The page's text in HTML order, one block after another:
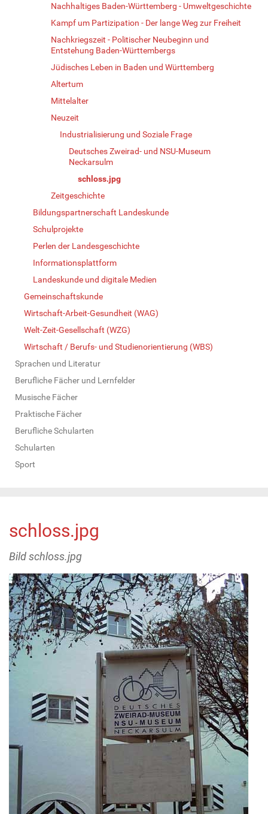
Nachhaltiges Baden-Württemberg - Umweltgeschichte
Kampf um Partizipation - Der lange Weg zur Freiheit
Nachkriegszeit - Politischer Neubeginn und
Entstehung Baden-Württembergs
Jüdisches Leben in Baden und Württemberg
Altertum
Mittelalter
Neuzeit
Industrialisierung und Soziale Frage
Deutsches Zweirad- und NSU-Museum
Neckarsulm
schloss.jpg
Zeitgeschichte
Bildungspartnerschaft Landeskunde
Schulprojekte
Perlen der Landesgeschichte
Informationsplattform
Landeskunde und digitale Medien
Gemeinschaftskunde
Wirtschaft-Arbeit-Gesundheit (WAG)
Welt-Zeit-Gesellschaft (WZG)
Wirtschaft / Berufs- und Studienorientierung (WBS)
Sprachen und Literatur
Berufliche Fächer und Lernfelder
Musische Fächer
Praktische Fächer
Berufliche Schularten
Schularten
Sport
schloss.jpg
Bild schloss.jpg